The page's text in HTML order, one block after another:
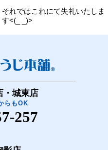
それではこれにて失礼いたしま
す<(_ _)>
・城東店
らもOK
257